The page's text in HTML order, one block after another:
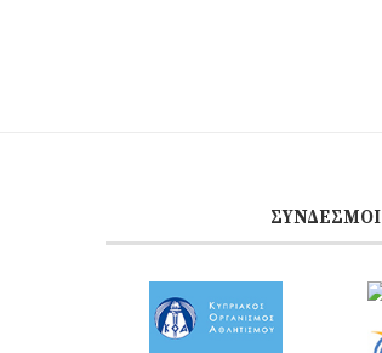
ΣΎΝΔΕΣΜΟΙ